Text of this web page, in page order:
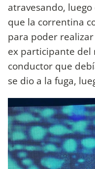
atravesando,
que la correntina
para poder
ex participante del
conductor que
se dio a la fuga,